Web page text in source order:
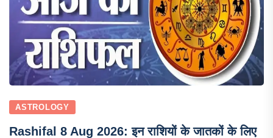
ASTROLOGY
Rashifal 8 Aug 2026: इन राशियों के जातकों के लिए